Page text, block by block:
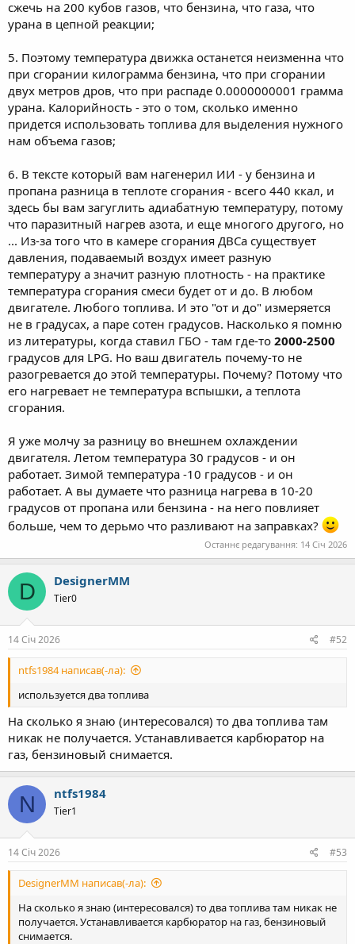
сжечь на 200 кубов газов, что бензина, что газа, что
урана в цепной реакции;
5. Поэтому температура движка останется неизменна что
при сгорании килограмма бензина, что при сгорании
двух метров дров, что при распаде 0.0000000001 грамма
урана. Калорийность - это о том, сколько именно
придется использовать топлива для выделения нужного
нам объема газов;
6. В тексте который вам нагенерил ИИ - у бензина и
пропана разница в теплоте сгорания - всего 440 ккал, и
здесь бы вам загуглить адиабатную температуру, потому
что паразитный нагрев азота, и еще многого другого, но
... Из-за того что в камере сгорания ДВСа существует
давления, подаваемый воздух имеет разную
температуру а значит разную плотность - на практике
температура сгорания смеси будет от и до. В любом
двигателе. Любого топлива. И это "от и до" измеряется
не в градусах, а паре сотен градусов. Насколько я помню
из литературы, когда ставил ГБО - там где-то 2000-2500
градусов для LPG. Но ваш двигатель почему-то не
разогревается до этой температуры. Почему? Потому что
его нагревает не температура вспышки, а теплота
сгорания.
Я уже молчу за разницу во внешнем охлаждении
двигателя. Летом температура 30 градусов - и он
работает. Зимой температура -10 градусов - и он
работает. А вы думаете что разница нагрева в 10-20
градусов от пропана или бензина - на него повлияет
больше, чем то дерьмо что разливают на заправках?
Останнє редагування: 14 Січ 2026
D DesignerMM
Tier0
14 Січ 2026 #52
ntfs1984 написав(-ла):
используется два топлива
На сколько я знаю (интересовался) то два топлива там
никак не получается. Устанавливается карбюратор на
газ, бензиновый снимается.
N ntfs1984
Tier1
14 Січ 2026 #53
DesignerMM написав(-ла):
На сколько я знаю (интересовался) то два топлива там никак не
получается. Устанавливается карбюратор на газ, бензиновый
снимается.